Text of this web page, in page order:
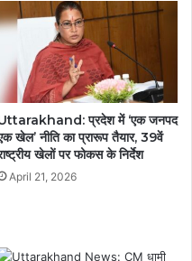
प्रदेश में ‘एक जनपद
खेल’ नीति का प्रारूप तैयार, 39वें
खेलों पर फोकस के निर्देश
April 21, 2026